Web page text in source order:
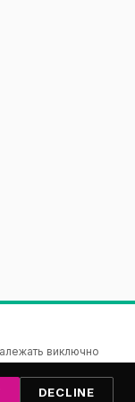
виключно
з питань освіти і
за них.
DECLINE